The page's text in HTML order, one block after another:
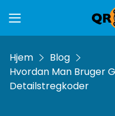
Hjem
Blog
Hvordan Man Bruger
Detailstregkoder